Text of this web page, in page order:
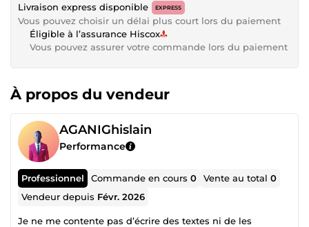
Livraison express disponible EXPRESS
Vous pouvez choisir un délai plus court lors du paiement
Éligible à l’assurance Hiscox
Vous pouvez assurer votre commande lors du paiement
À propos du vendeur
AGANIGhislain
Performance
Professionnel Commande en cours0 Vente au total0
Vendeur depuis Févr. 2026
Je ne me contente pas d’écrire des textes ni de les